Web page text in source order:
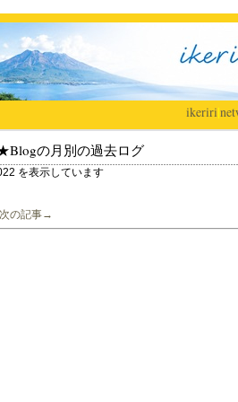
ikeriri|
の月別の過去ログ
を表示しています
次の記事→